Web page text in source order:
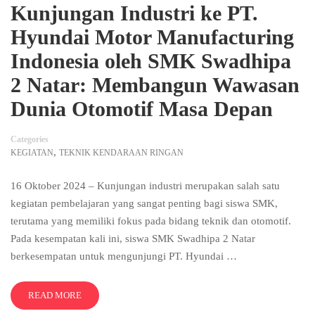
Kunjungan Industri ke PT.
Hyundai Motor Manufacturing
Indonesia oleh SMK Swadhipa
2 Natar: Membangun Wawasan
Dunia Otomotif Masa Depan
Categories
KEGIATAN, TEKNIK KENDARAAN RINGAN
16 Oktober 2024 – Kunjungan industri merupakan salah satu
kegiatan pembelajaran yang sangat penting bagi siswa SMK,
terutama yang memiliki fokus pada bidang teknik dan otomotif.
Pada kesempatan kali ini, siswa SMK Swadhipa 2 Natar
berkesempatan untuk mengunjungi PT. Hyundai …
READ MORE